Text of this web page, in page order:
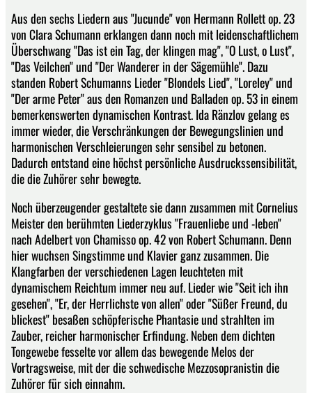
Aus den sechs Liedern aus "Jucunde" von Hermann Rollett op. 23
von Clara Schumann erklangen dann noch mit leidenschaftlichem
Überschwang "Das ist ein Tag, der klingen mag", "O Lust, o Lust",
"Das Veilchen" und "Der Wanderer in der Sägemühle". Dazu
standen Robert Schumanns Lieder "Blondels Lied", "Loreley" und
"Der arme Peter" aus den Romanzen und Balladen op. 53 in einem
bemerkenswerten dynamischen Kontrast. Ida Ränzlov gelang es
immer wieder, die Verschränkungen der Bewegungslinien und
harmonischen Verschleierungen sehr sensibel zu betonen.
Dadurch entstand eine höchst persönliche Ausdruckssensibilität,
die die Zuhörer sehr bewegte.
Noch überzeugender gestaltete sie dann zusammen mit Cornelius
Meister den berühmten Liederzyklus "Frauenliebe und -leben"
nach Adelbert von Chamisso op. 42 von Robert Schumann. Denn
hier wuchsen Singstimme und Klavier ganz zusammen. Die
Klangfarben der verschiedenen Lagen leuchteten mit
dynamischem Reichtum immer neu auf. Lieder wie "Seit ich ihn
gesehen", "Er, der Herrlichste von allen" oder "Süßer Freund, du
blickest" besaßen schöpferische Phantasie und strahlten im
Zauber, reicher harmonischer Erfindung. Neben dem dichten
Tongewebe fesselte vor allem das bewegende Melos der
Vortragsweise, mit der die schwedische Mezzosopranistin die
Zuhörer für sich einnahm.